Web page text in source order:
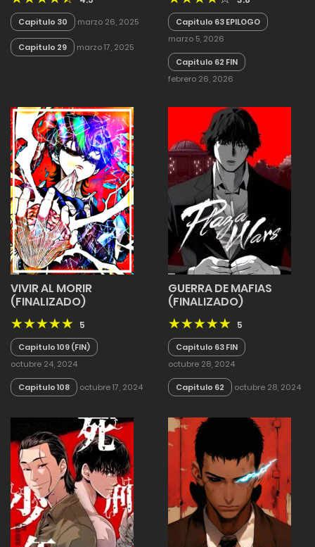
Capitulo 30 marzo 26, 2025
Capitulo 29 marzo 17, 2025
Capitulo 63 EPILOGO
marzo 5, 2026
Capitulo 62 FIN
febrero 26, 2026
VIVIR AL MORIR
(FINALIZADO)
5
Capitulo 109 (FIN)
octubre 24, 2024
Capitulo 108 octubre 17, 2024
GUERRA DE MAFIAS
(FINALIZADO)
5
Capitulo 63 FIN
octubre 28, 2024
Capitulo 62 octubre 28, 2024